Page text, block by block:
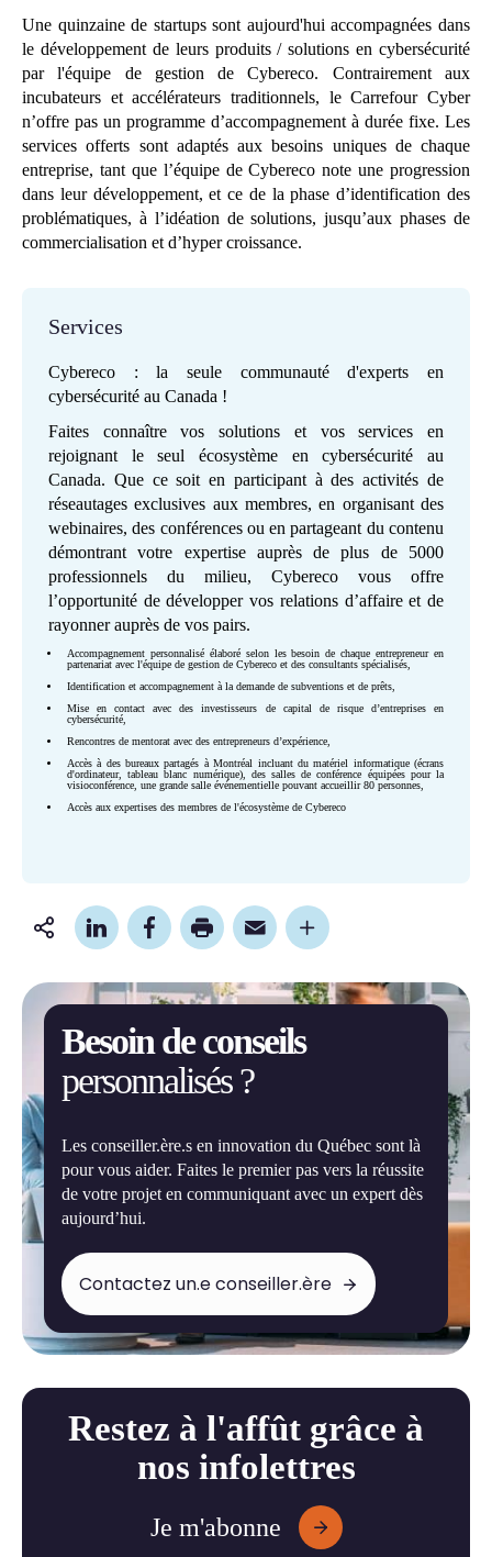
Une quinzaine de startups sont aujourd'hui accompagnées dans
le développement de leurs produits / solutions en cybersécurité
par l'équipe de gestion de Cybereco. Contrairement aux
incubateurs et accélérateurs traditionnels, le Carrefour Cyber
n’offre pas un programme d’accompagnement à durée fixe. Les
services offerts sont adaptés aux besoins uniques de chaque
entreprise, tant que l’équipe de Cybereco note une progression
dans leur développement, et ce de la phase d’identification des
problématiques, à l’idéation de solutions, jusqu’aux phases de
commercialisation et d’hyper croissance.
Services
Cybereco : la seule communauté d'experts en
cybersécurité au Canada !
Faites connaître vos solutions et vos services en
rejoignant le seul écosystème en cybersécurité au
Canada. Que ce soit en participant à des activités de
réseautages exclusives aux membres, en organisant des
webinaires, des conférences ou en partageant du contenu
démontrant votre expertise auprès de plus de 5000
professionnels du milieu, Cybereco vous offre
l’opportunité de développer vos relations d’affaire et de
rayonner auprès de vos pairs.
Accompagnement personnalisé élaboré selon les besoin de chaque entrepreneur en
partenariat avec l'équipe de gestion de Cybereco et des consultants spécialisés,
Identification et accompagnement à la demande de subventions et de prêts,
Mise en contact avec des investisseurs de capital de risque d’entreprises en
cybersécurité,
Rencontres de mentorat avec des entrepreneurs d’expérience,
Accès à des bureaux partagés à Montréal incluant du matériel informatique (écrans
d'ordinateur, tableau blanc numérique), des salles de conférence équipées pour la
visioconférence, une grande salle événementielle pouvant accueillir 80 personnes,
Accès aux expertises des membres de l'écosystème de Cybereco
Partager
page
Besoin de conseils
personnalisés ?
Les conseiller.ère.s en innovation du Québec sont là
pour vous aider. Faites le premier pas vers la réussite
de votre projet en communiquant avec un expert dès
aujourd’hui.
Contactez un.e conseiller.ère
Restez à l'affût grâce à
nos infolettres
Je m'abonne